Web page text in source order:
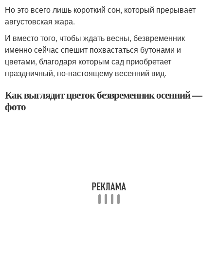
Но это всего лишь короткий сон, который прерывает
августовская жара.
И вместо того, чтобы ждать весны, безвременник
именно сейчас спешит похвастаться бутонами и
цветами, благодаря которым сад приобретает
праздничный, по-настоящему весенний вид.
Как выглядит цветок безвременник осенний —
фото